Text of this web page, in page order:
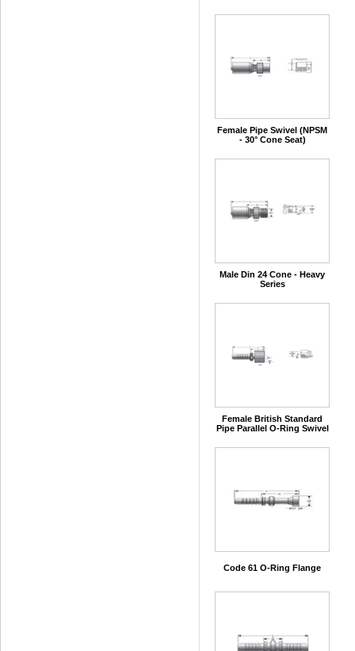
Female Pipe Swivel (NPSM
- 30° Cone Seat)
Male Din 24 Cone - Heavy
Series
Female British Standard
Pipe Parallel O-Ring Swivel
Code 61 O-Ring Flange